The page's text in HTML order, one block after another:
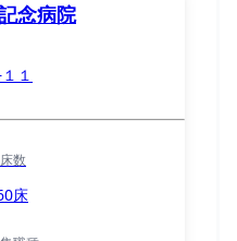
念病院
１
数
床